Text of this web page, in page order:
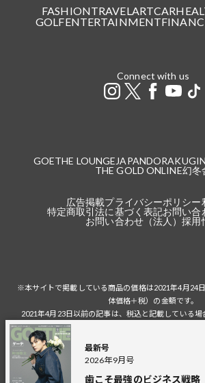
最新号
2026年9月号
歯こそ最強のビジネス戦略
FASHIONTRAVELARTCAR
GOLFENTERTAINMENT
Connect with us
GOETHE LOUNGEJAPANDORAKU
THE GOLD ONLINE幻冬
広告掲載プライバシーポリシー
特定商取引法に基づく表記お問い合
お問い合わせ（法人）採用
※本サイトで掲載している商品の価格は2021年4月24
体価格＋税）の金額です。
2021年4月23日以前の記事は、税込と記載している場
税込の場合の税額は掲載当時の税率に準